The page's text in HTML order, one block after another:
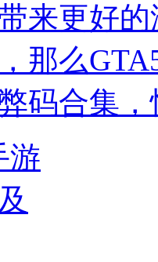
来更好
那么
码合集